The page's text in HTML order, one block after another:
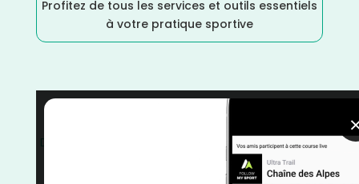
Profitez de tous les services et outils essentiels
à votre pratique sportive
Distance Semi
Décembre/courses
Course à Pied
Centre Val-de-